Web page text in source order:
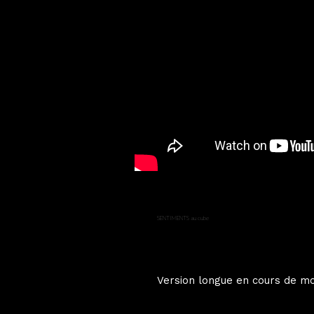
SENTIMENTS au cube
Version longue en cours de